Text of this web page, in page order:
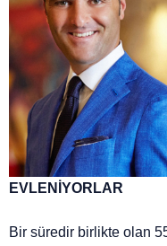
EVLENİYORLAR
Bir süredir birlikte olan